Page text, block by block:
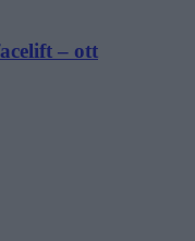
– ott